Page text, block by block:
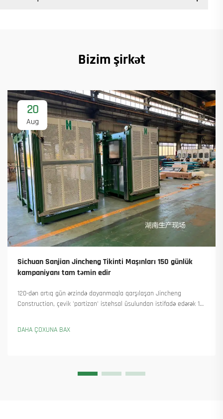
Bizim şirkət
20
Aug
Sichuan Sanjian Jincheng Tikinti Maşınları 150 günlük
kampaniyanı tam təmin edir
120-dən artıq gün ərzində dayanmaqla qarşılaşan Jincheng
Construction, çevik 'partizan' istehsal üsulundan istifadə edərək 18
DAHA ÇOXUNA BAX